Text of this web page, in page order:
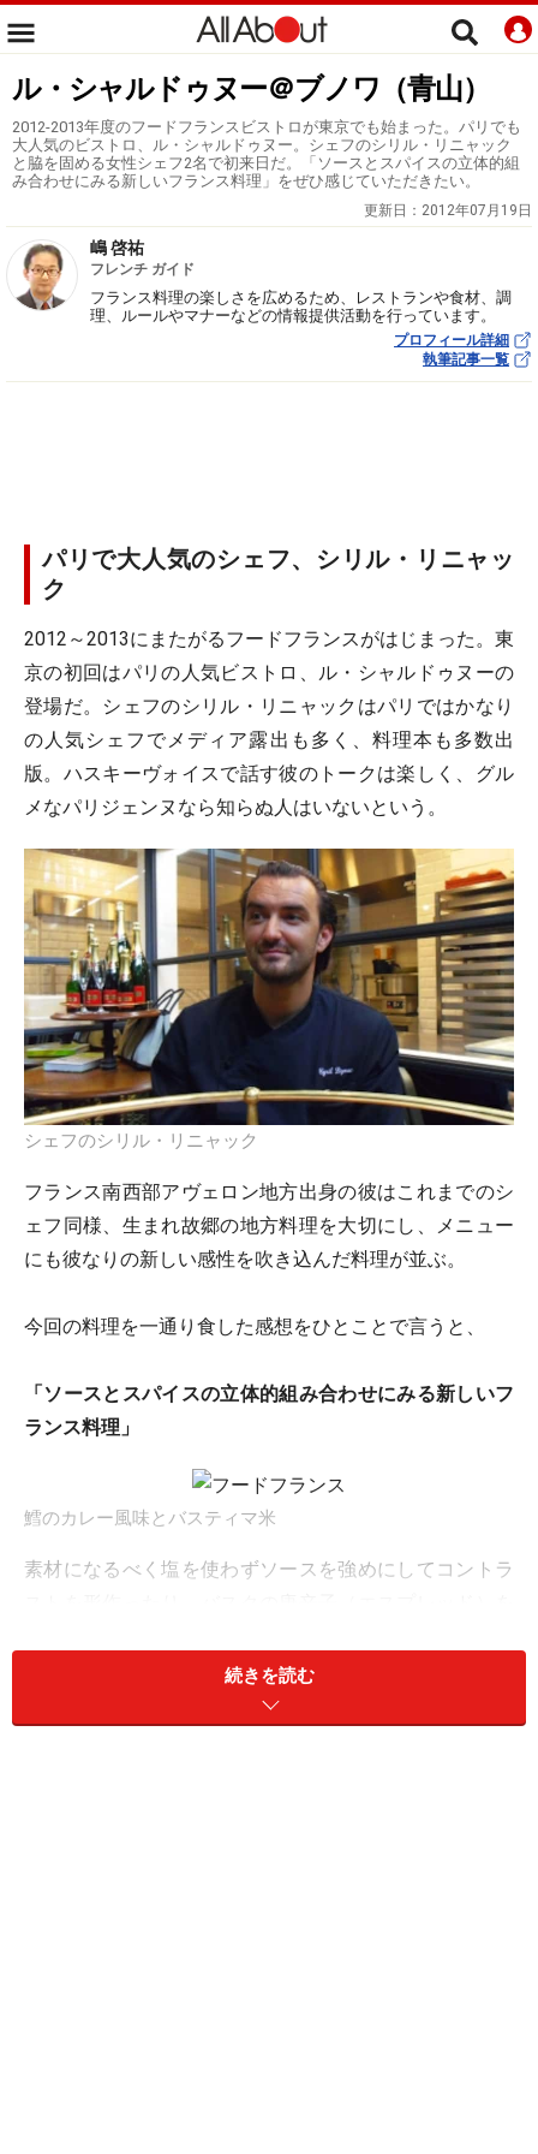
ル・シャルドゥヌー＠ブノワ（青山）
2012-2013年度のフードフランスビストロが東京でも始まった。パリでも
大人気のビストロ、ル・シャルドゥヌー。シェフのシリル・リニャック
と脇を固める女性シェフ2名で初来日だ。「ソースとスパイスの立体的組
み合わせにみる新しいフランス料理」をぜひ感じていただきたい。
更新日： 2012年07月19日
嶋 啓祐
フレンチ ガイド
フランス料理の楽しさを広めるため、レストランや食材、調
理、ルールやマナーなどの情報提供活動を行っています。
プロフィール詳細
執筆記事一覧
パリで大人気のシェフ、シリル・リニャッ
ク
2012～2013にまたがるフードフランスがはじまった。東
京の初回はパリの人気ビストロ、ル・シャルドゥヌーの
登場だ。シェフのシリル・リニャックはパリではかなり
の人気シェフでメディア露出も多く、料理本も多数出
版。ハスキーヴォイスで話す彼のトークは楽しく、グル
メなパリジェンヌなら知らぬ人はいないという。
シェフのシリル・リニャック
フランス南西部アヴェロン地方出身の彼はこれまでのシ
ェフ同様、生まれ故郷の地方料理を大切にし、メニュー
にも彼なりの新しい感性を吹き込んだ料理が並ぶ。
今回の料理を一通り食した感想をひとことで言うと、
「ソースとスパイスの立体的組み合わせにみる新しいフ
ランス料理」
鱈のカレー風味とバスティマ米
素材になるべく塩を使わずソースを強めにしてコントラ
※記事内容は執筆時点のものです。最新の内容をご確認くださ
続きを読む